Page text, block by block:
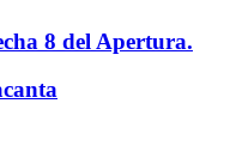
8 del Apertura.